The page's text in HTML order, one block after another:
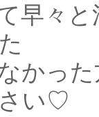
早々
かっ
い♡